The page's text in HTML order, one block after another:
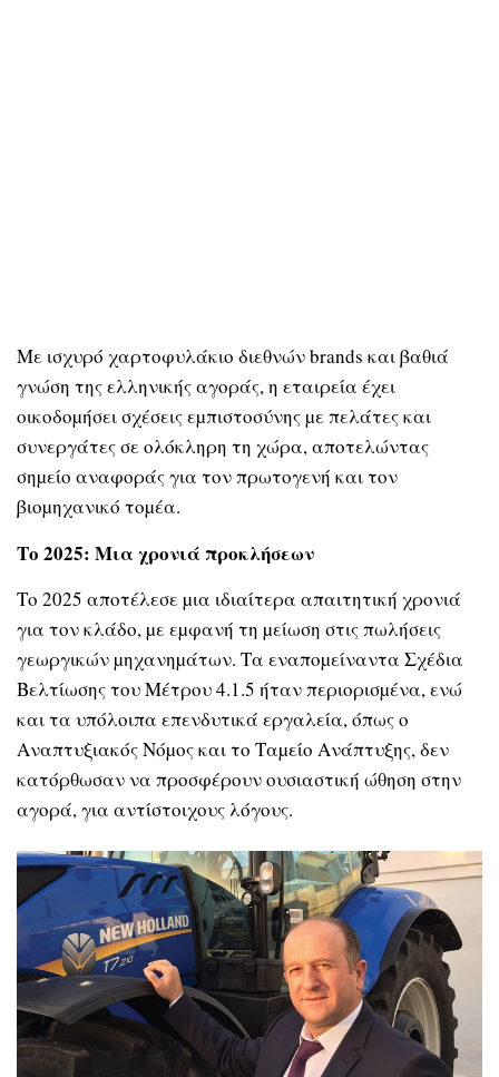
Με ισχυρό χαρτοφυλάκιο διεθνών brands και βαθιά
γνώση της ελληνικής αγοράς, η εταιρεία έχει
οικοδοµήσει σχέσεις εµπιστοσύνης µε πελάτες και
συνεργάτες σε ολόκληρη τη χώρα, αποτελώντας
σηµείο αναφοράς για τον πρωτογενή και τον
βιοµηχανικό τοµέα.
Το 2025: Μια χρονιά προκλήσεων
Το 2025 αποτέλεσε µια ιδιαίτερα απαιτητική χρονιά
για τον κλάδο, µε εµφανή τη µείωση στις πωλήσεις
γεωργικών µηχανηµάτων. Τα εναποµείναντα Σχέδια
Βελτίωσης του Μέτρου 4.1.5 ήταν περιορισµένα, ενώ
και τα υπόλοιπα επενδυτικά εργαλεία, όπως ο
Αναπτυξιακός Νόµος και το Ταµείο Ανάπτυξης, δεν
κατόρθωσαν να προσφέρουν ουσιαστική ώθηση στην
αγορά, για αντίστοιχους λόγους.